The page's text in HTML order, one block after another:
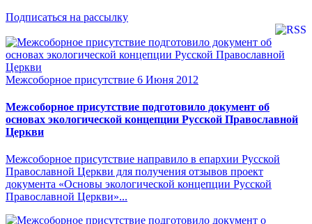
Подписаться на рассылку
Межсоборное присутствие 6 Июня 2012
Межсоборное присутствие подготовило документ об
основах экологической концепции Русской Православной
Церкви
Межсоборное присутствие направило в епархии Русской
Православной Церкви для получения отзывов проект
документа «Основы экологической концепции Русской
Православной Церкви»...